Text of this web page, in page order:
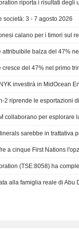
società: 3 - 7 agosto 2026
attribuibile balza del 47%
cresce del 47% nel primo
2 riprende le esportazioni